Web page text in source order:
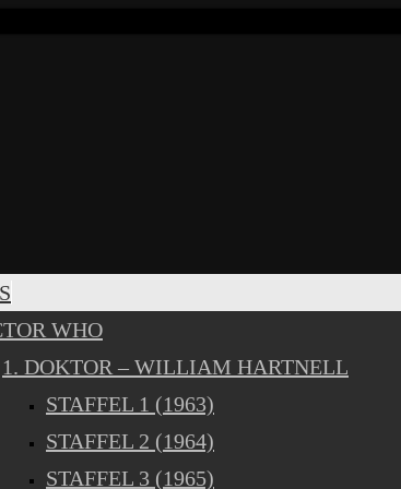
WHO
1. DOKTOR – WILLIAM HARTNELL
STAFFEL 1 (1963)
STAFFEL 2 (1964)
STAFFEL 3 (1965)